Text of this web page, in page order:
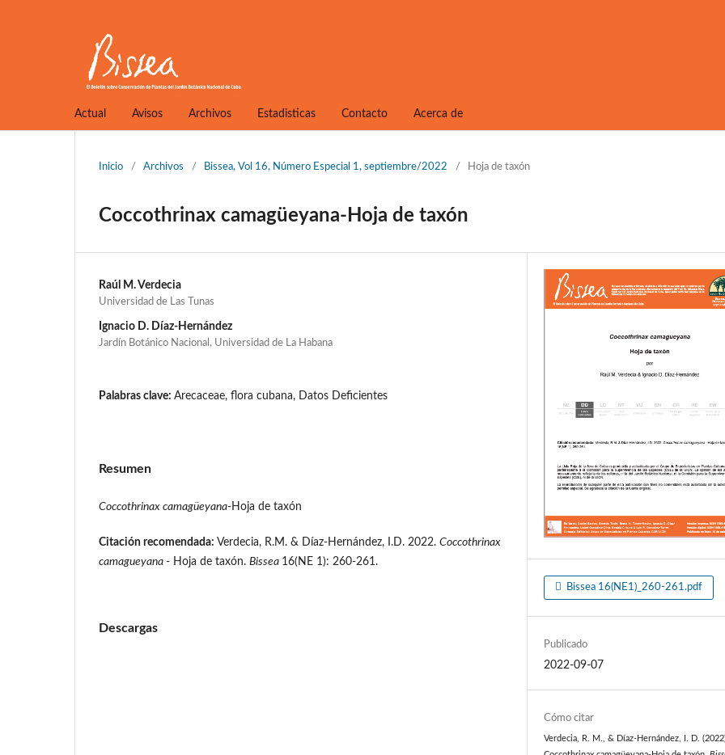
Actual Avisos Archivos Estadisticas Contacto Acerca de
Inicio / Archivos / Bissea, Vol 16, Número Especial 1, septiembre/2022 / Hoja de taxón
Coccothrinax camagüeyana-Hoja de taxón
Raúl M. Verdecia
Universidad de Las Tunas
Ignacio D. Díaz-Hernández
Jardín Botánico Nacional, Universidad de La Habana
Palabras clave: Arecaceae, flora cubana, Datos Deficientes
Resumen
Coccothrinax camagüeyana-Hoja de taxón
Citación recomendada: Verdecia, R.M. & Díaz-Hernández, I.D. 2022. Coccothrinax
camagueyana - Hoja de taxón. Bissea 16(NE 1): 260-261.
Descargas
Bissea 16(NE1)_260-261.pdf
Publicado
2022-09-07
Cómo citar
Verdecia, R. M., & Díaz-Hernández, I. D.